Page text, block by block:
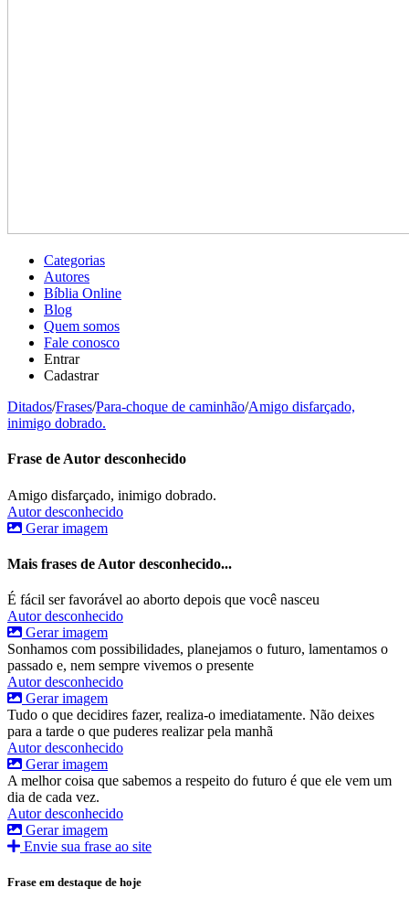
Categorias
Autores
Bíblia Online
Blog
Quem somos
Fale conosco
Entrar
Cadastrar
Ditados/Frases/Para-choque de caminhão/Amigo disfarçado,
inimigo dobrado.
Frase de Autor desconhecido
Amigo disfarçado, inimigo dobrado.
Autor desconhecido
Gerar imagem
Mais frases de Autor desconhecido...
É fácil ser favorável ao aborto depois que você nasceu
Autor desconhecido
Gerar imagem
Sonhamos com possibilidades, planejamos o futuro, lamentamos o
passado e, nem sempre vivemos o presente
Autor desconhecido
Gerar imagem
Tudo o que decidires fazer, realiza-o imediatamente. Não deixes
para a tarde o que puderes realizar pela manhã
Autor desconhecido
Gerar imagem
A melhor coisa que sabemos a respeito do futuro é que ele vem um
dia de cada vez.
Autor desconhecido
Gerar imagem
Envie sua frase ao site
Frase em destaque de hoje